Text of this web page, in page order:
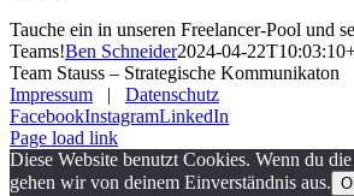
Tauche ein in unseren Freelancer-Pool und
Teams!Ben Schneider2024-04-
Team Stauss – Strategische Kommunikaton
Impressum | Datenschutz
FacebookInstagramLinkedIn
Page load link
Diese Website benutzt Cookies. Wenn du
gehen wir von deinem Einverständnis aus.